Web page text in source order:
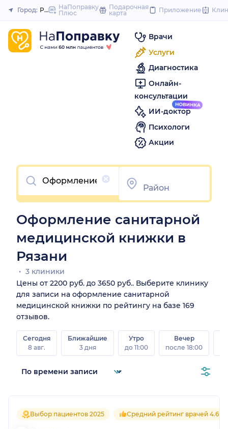
to
Закрыть
Город: РязаньНаПоправку
Плюс
Подарочная
карта
Приложение
Врачи
Услуги
Диагностика
Онлайн-
консультации
ИИ-доктор
Психологи
Акции
Очистить
Оформление санитарной
медицинской книжки в
Рязани
3 клиники
Цены от 2200 руб. до 3650 руб.. Выберите клинику
для записи на оформление санитарной
медицинской книжки по рейтингу на базе 169
отзывов.
Сегодня
8 авг.
Ближайшие
3 дня
Утро
до 11:00
Вечер
после 18:00
Выбор пациентов 2025 Средний рейтинг врачей 4.6